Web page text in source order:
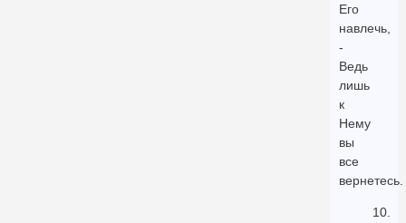
Его
навлечь,
-
Ведь
лишь
к
Нему
вы
все
вернетесь.
10.